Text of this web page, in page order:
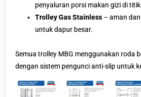
penyaluran porsi makan gizi di
Trolley Gas Stainless – aman
untuk dapur besar.
Semua trolley MBG menggunakan roda
dengan sistem pengunci anti-slip untuk